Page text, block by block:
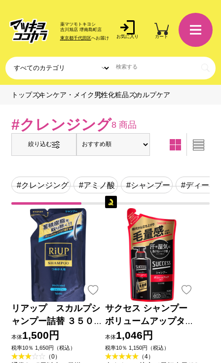
薬マツモトキヨシ
吉川旭店 堺南島町店
東京都千代田区へお届け お気に入り カート
トップスキンケア・メイク 男性化粧品 スカルプケア
#クレンジング8 商品
絞り込む
#クレンジング #アミノ酸 #シャンプー #ディープ
リアップ スカルプシ
ャンプー詰替 ３５０ｍ
ｌ 大正製薬 (医薬部外
品)
本体1,500円
税率10％ 1,650円（税込）
（0）
サクセス シャンプー
ボリュームアップタイ
プ つめかえ用 ２８０
ｍｌ 花王
本体1,046円
税率10％ 1,150円（税込）
（4）